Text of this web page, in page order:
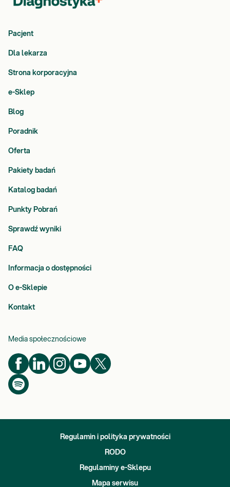
Pacjent
Dla lekarza
Strona korporacyjna
e-Sklep
Blog
Poradnik
Oferta
Pakiety badań
Katalog badań
Punkty Pobrań
Sprawdź wyniki
FAQ
Informacja o dostępności
O e-Sklepie
Kontakt
Media społecznościowe
Regulamin i polityka prywatności
RODO
Regulaminy e-Sklepu
Mapa serwisu